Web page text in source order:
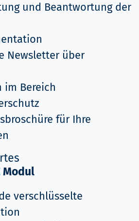
und Beantwortung der
Newsletter über
im Bereich
für Ihre
Modul
verschlüsselte